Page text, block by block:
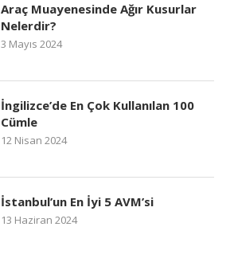
Araç Muayenesinde Ağır Kusurlar
Nelerdir?
3 Mayıs 2024
İngilizce’de En Çok Kullanılan 100
Cümle
12 Nisan 2024
İstanbul’un En İyi 5 AVM’si
13 Haziran 2024